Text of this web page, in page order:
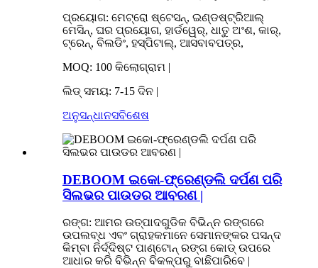
ପ୍ରୟୋଗ: ମେଟ୍ରୋ ଷ୍ଟେସନ୍, ଇଣ୍ଡଷ୍ଟ୍ରିଆଲ୍
ମେସିନ୍, ଘର ପ୍ରୟୋଗ, ହାର୍ଡୱେର୍, ଧାତୁ ଅଂଶ, କାର୍,
ଟ୍ରେନ୍, ବିଲଡିଂ, ହସ୍ପିଟାଲ୍, ଆସବାବପତ୍ର,
MOQ: 100 କିଲୋଗ୍ରାମ |
ଲିଡ୍ ସମୟ: 7-15 ଦିନ |
ଅନୁସନ୍ଧାନସବିଶେଷ
DEBOOM ଇକୋ-ଫ୍ରେଣ୍ଡଲି ଦର୍ପଣ ପରି
ସିଲଭର ପାଉଡର ଆବରଣ |
ରଙ୍ଗ: ଆମର ଉତ୍ପାଦଗୁଡିକ ବିଭିନ୍ନ ରଙ୍ଗରେ
ଉପଲବ୍ଧ ଏବଂ ଗ୍ରାହକମାନେ ସେମାନଙ୍କର ପସନ୍ଦ
କିମ୍ବା ନିର୍ଦ୍ଦିଷ୍ଟ ପାଣ୍ଟୋନ୍ ରଙ୍ଗ କୋଡ୍ ଉପରେ
ଆଧାର କରି ବିଭିନ୍ନ ବିକଳ୍ପରୁ ବାଛିପାରିବେ |